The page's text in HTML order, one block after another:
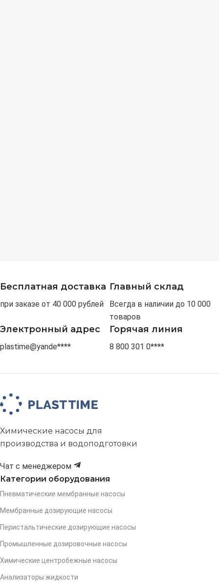
Бесплатная доставка
при заказе от 40 000 рублей
Главный склад
Всегда в наличии до 10 000
товаров
Электронный адрес
plastime@yande****
Горячая линия
8 800 301 0****
Химические насосы для
производства и водоподготовки
Чат с менеджером
Категории оборудования
Пневматические мембранные насосы
Мембранные дозирующие насосы
Перистальтические дозирующие насосы
Промышленные дозировочные насосы
Химические центробежные насосы
Анализаторы жидкости